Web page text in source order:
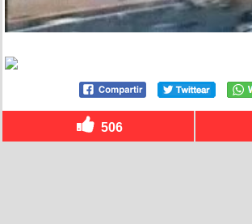
506